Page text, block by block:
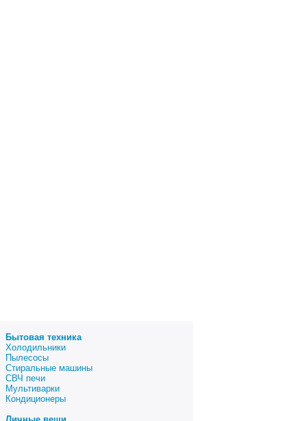
Бытовая техника
Холодильники
Пылесосы
Стиральные машины
СВЧ печи
Мультиварки
Кондиционеры